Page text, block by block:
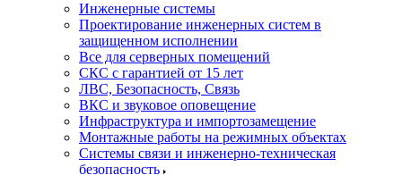
Инженерные системы
Проектирование инженерных систем в
защищенном исполнении
Все для серверных помещений
СКС с гарантией от 15 лет
ЛВС, Безопасность, Связь
ВКС и звуковое оповещение
Инфраструктура и импортозамещение
Монтажные работы на режимных объектах
Системы связи и инженерно-техническая
безопасность